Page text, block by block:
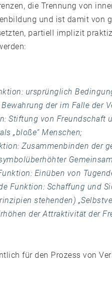
die Trennung von
und ist damit von
partiell implizit
ursprünglich
der im Falle der
Stiftung von Freundschaft
„bloße“ Menschen;
Zusammenbinden der
Einüben von
Funktion: Schaffung und
stehenden)
der Attraktivität der
für den Prozess von